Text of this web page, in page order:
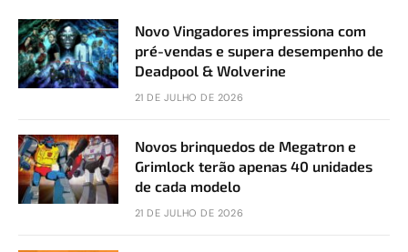
Novo Vingadores impressiona com
pré-vendas e supera desempenho de
Deadpool & Wolverine
21 DE JULHO DE 2026
Novos brinquedos de Megatron e
Grimlock terão apenas 40 unidades
de cada modelo
21 DE JULHO DE 2026